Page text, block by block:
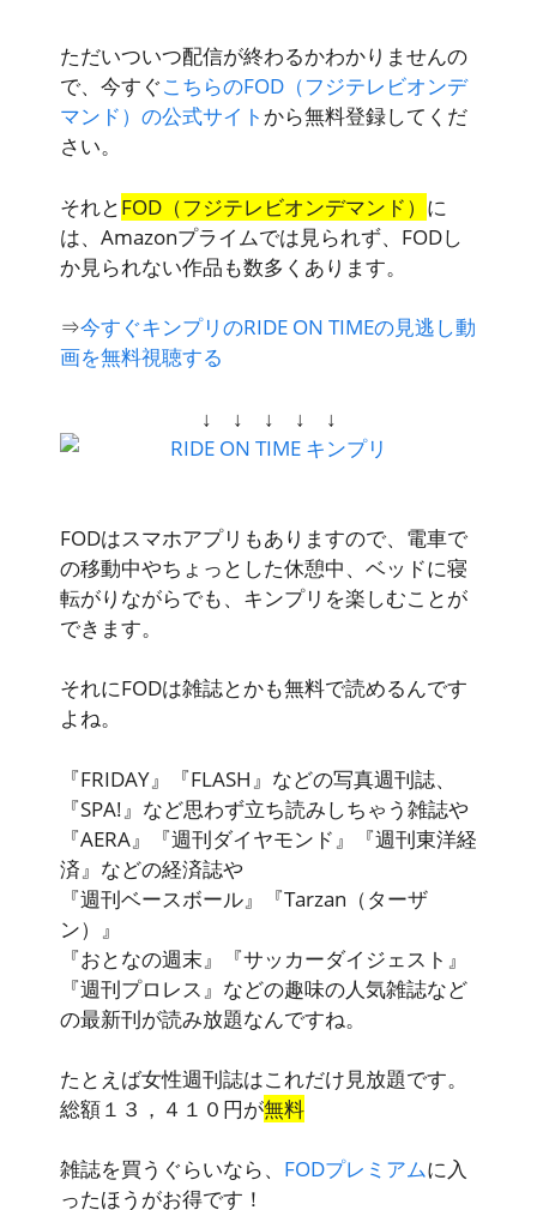
ただいついつ配信が終わるかわかりませんの
で、今すぐこちらのFOD（フジテレビオンデ
マンド）の公式サイト から無料登録してくだ
さい。
それとFOD（フジテレビオンデマンド） に
は、Amazonプライムでは見られず、FODし
か見られない作品も数多くあります。
⇒今すぐキンプリのRIDE ON TIMEの見逃し動
画を無料視聴する
↓ ↓ ↓ ↓ ↓
FODはスマホアプリもありますので、電車で
の移動中やちょっとした休憩中、ベッドに寝
転がりながらでも、キンプリを楽しむことが
できます。
それにFODは雑誌とかも無料で読めるんです
よね。
『FRIDAY』『FLASH』などの写真週刊誌、
『SPA!』など思わず立ち読みしちゃう雑誌や
『AERA』『週刊ダイヤモンド』『週刊東洋経
済』などの経済誌や
『週刊ベースボール』『Tarzan（ターザ
ン）』
『おとなの週末』『サッカーダイジェスト』
『週刊プロレス』などの趣味の人気雑誌など
の最新刊が読み放題なんですね。
たとえば女性週刊誌はこれだけ見放題です。
総額１３，４１０円が無料
雑誌を買うぐらいなら、 FODプレミアムに入
ったほうがお得です！